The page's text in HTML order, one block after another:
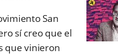
San
sí creo que el
que vinieron